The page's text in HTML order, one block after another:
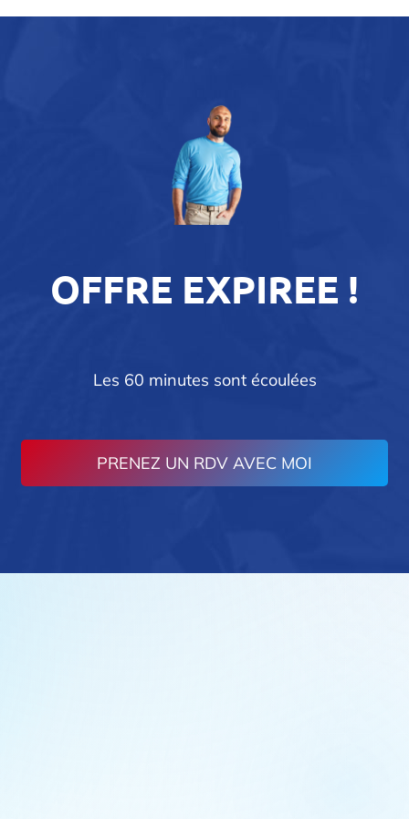
OFFRE EXPIREE !
Les 60 minutes sont écoulées
PRENEZ UN RDV AVEC MOI